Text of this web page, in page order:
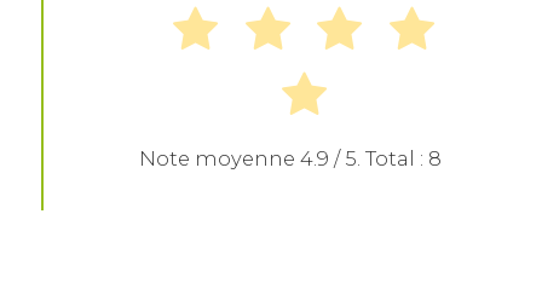
Note moyenne 4.9 / 5. Total : 8